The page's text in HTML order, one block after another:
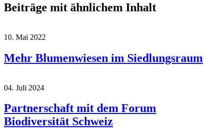
Beiträge mit ähnlichem Inhalt
10. Mai 2022
Mehr Blumenwiesen im Siedlungsraum
04. Juli 2024
Partnerschaft mit dem Forum
Biodiversität Schweiz